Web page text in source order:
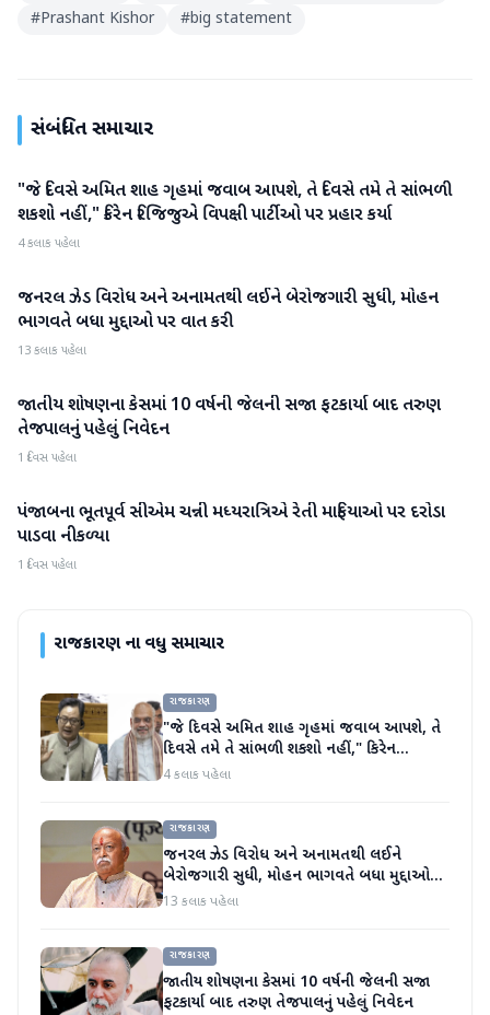
#Prashant Kishor #big statement
સંબંધિત સમાચાર
રાજકારણ
"જે દિવસે અમિત શાહ ગૃહમાં જવાબ આપશે, તે દિવસે તમે તે સાંભળી
શકશો નહીં," કિરેન રિજિજુએ વિપક્ષી પાર્ટીઓ પર પ્રહાર કર્યા
4 કલાક પહેલા
રાજકારણ
જનરલ ઝેડ વિરોધ અને અનામતથી લઈને બેરોજગારી સુધી, મોહન
ભાગવતે બધા મુદ્દાઓ પર વાત કરી
13 કલાક પહેલા
રાજકારણ
જાતીય શોષણના કેસમાં 10 વર્ષની જેલની સજા ફટકાર્યા બાદ તરુણ
તેજપાલનું પહેલું નિવેદન
1 દિવસ પહેલા
રાજકારણ
પંજાબના ભૂતપૂર્વ સીએમ ચન્ની મધ્યરાત્રિએ રેતી માફિયાઓ પર દરોડા
પાડવા નીકળ્યા
1 દિવસ પહેલા
રાજકારણના વધુ સમાચાર
રાજકારણ
"જે દિવસે અમિત શાહ ગૃહમાં જવાબ આપશે, તે
દિવસે તમે તે સાંભળી શકશો નહીં," કિરેન
રિજિજુએ વિપક્ષી પાર્ટીઓ પર પ્રહાર કર્યા
4 કલાક પહેલા
રાજકારણ
જનરલ ઝેડ વિરોધ અને અનામતથી લઈને
બેરોજગારી સુધી, મોહન ભાગવતે બધા મુદ્દાઓ
પર વાત કરી
13 કલાક પહેલા
રાજકારણ
જાતીય શોષણના કેસમાં 10 વર્ષની જેલની સજા
ફટકાર્યા બાદ તરુણ તેજપાલનું પહેલું નિવેદન